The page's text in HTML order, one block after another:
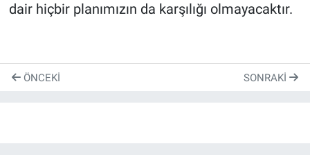
dair hiçbir planımızın da karşılığı olmayacaktır.
ÖNCEKI SONRAKI